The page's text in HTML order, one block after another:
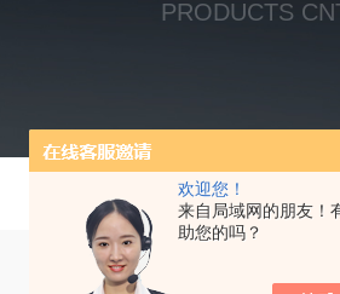
欢迎您！
来自局域网的朋友！
助您的吗？
PRODUCTS
当前位置：